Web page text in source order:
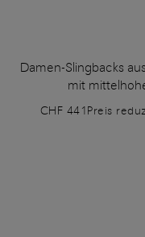
Damen-Slingbacks
mit
CHF 441Preis